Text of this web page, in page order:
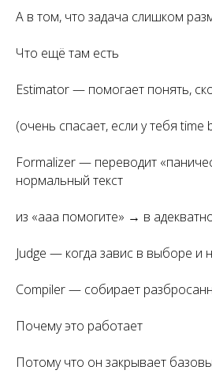
А в том, что задача слишком
Что ещё там есть
Estimator — помогает понять,
(очень спасает, если у тебя time
Formalizer — переводит
нормальный текст
из «ааа помогите» → в
Judge — когда завис в выборе
Compiler — собирает
Почему это работает
Потому что он закрывает